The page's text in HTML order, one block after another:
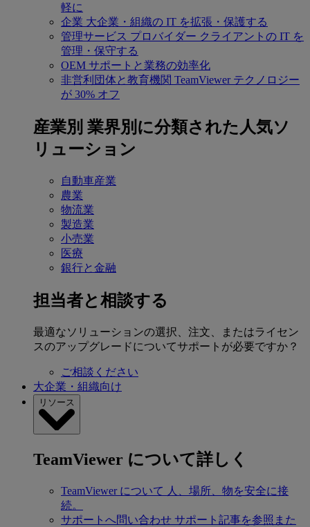
軽に
企業 大企業・組織の IT を拡張・保護する
管理サービス プロバイダー クライアントの IT を
管理・保守する
OEM サポートと業務の効率化
非営利団体と教育機関 TeamViewer テクノロジー
が 30% オフ
産業別 業界別に分類された人気ソ
リューション
自動車産業
農業
物流業
製造業
小売業
医療
銀行と金融
担当者と相談する
最適なソリューションの選択、注文、またはライセン
スのアップグレードについてサポートが必要ですか？
ご相談ください
大企業・組織向け
リソース
TeamViewer について詳しく
TeamViewer について 人、場所、物を安全に接
続。
サポートへ問い合わせ サポート記事を参照また